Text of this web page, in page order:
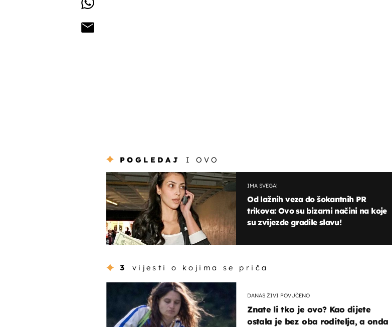
POGLEDAJ I OVO
IMA SVEGA!
Od lažnih veza do šokantnih PR
trikova: Ovo su bizarni načini na koje
su zvijezde gradile slavu!
3 vijesti o kojima se priča
DANAS ŽIVI POVUČENO
Znate li tko je ovo? Kao dijete
ostala je bez oba roditelja, a onda